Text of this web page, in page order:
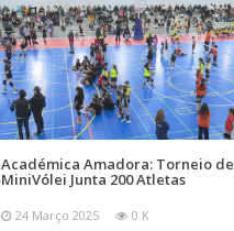
Académica Amadora: Torneio de
MiniVólei Junta 200 Atletas
24 Março 2025 0 K